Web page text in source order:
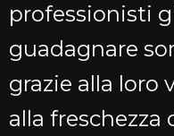
professionisti
guadagnare
grazie alla loro
alla freschezza